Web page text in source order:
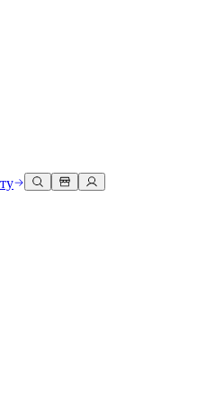
любой платформы
изменения с вашей командой
3D проекты в реальном времени
опыты
с тренерами Unity
с Unity
с помощью экспертов